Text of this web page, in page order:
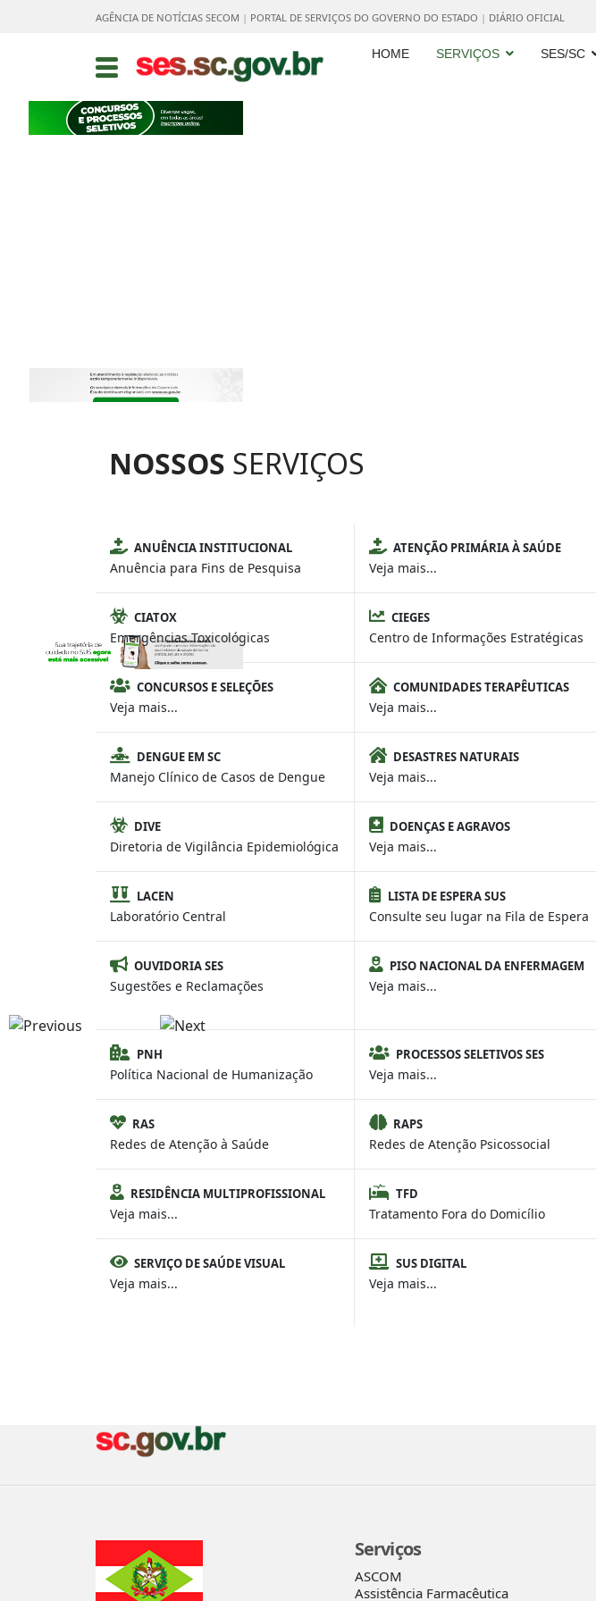
AGÊNCIA DE NOTÍCIAS SECOM | PORTAL DE SERVIÇOS DO GOVERNO DO ESTADO | DIÁRIO OFICIAL
HOME SERVIÇOS SES/SC
NOSSOS SERVIÇOS
ANUÊNCIA INSTITUCIONAL
Anuência para Fins de Pesquisa
ATENÇÃO PRIMÁRIA À SAÚDE
Veja mais...
CIATOX
Emergências Toxicológicas
CIEGES
Centro de Informações Estratégicas
CONCURSOS E SELEÇÕES
Veja mais...
COMUNIDADES TERAPÊUTICAS
Veja mais...
DENGUE EM SC
Manejo Clínico de Casos de Dengue
DESASTRES NATURAIS
Veja mais...
DIVE
Diretoria de Vigilância Epidemiológica
DOENÇAS E AGRAVOS
Veja mais...
LACEN
Laboratório Central
LISTA DE ESPERA SUS
Consulte seu lugar na Fila de Espera
OUVIDORIA SES
Sugestões e Reclamações
PISO NACIONAL DA ENFERMAGEM
Veja mais...
PNH
Política Nacional de Humanização
PROCESSOS SELETIVOS SES
Veja mais...
RAS
Redes de Atenção à Saúde
RAPS
Redes de Atenção Psicossocial
RESIDÊNCIA MULTIPROFISSIONAL
Veja mais...
TFD
Tratamento Fora do Domicílio
SERVIÇO DE SAÚDE VISUAL
Veja mais...
SUS DIGITAL
Veja mais...
Serviços
ASCOM
Assistência Farmacêutica